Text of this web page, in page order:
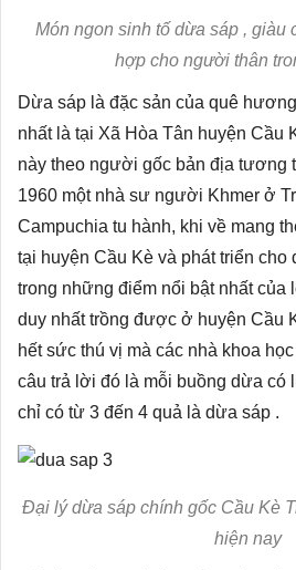
Món ngon sinh tố dừa sáp , giàu
hợp cho người thân
Dừa sáp là đặc sản của quê
nhất là tại Xã Hòa Tân huyện Cầu
này theo người gốc bản địa tương
1960 một nhà sư người Khmer ở
Campuchia tu hành, khi về mang
tại huyện Cầu Kè và phát triển cho
trong những điểm nổi bật nhất của
duy nhất trồng được ở huyện Cầu
hết sức thú vị mà các nhà khoa
câu trả lời đó là mỗi buồng dừa có
chỉ có từ 3 đến 4 quả là dừa sáp .
Đại lý dừa sáp chính gốc Cầu Kè
hiện nay